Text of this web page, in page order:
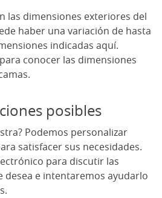
las dimensiones exteriores del
haber una variación de hasta
indicadas aquí.
conocer las dimensiones
posibles
Podemos personalizar
satisfacer sus necesidades.
para discutir las
desea e intentaremos ayudarlo